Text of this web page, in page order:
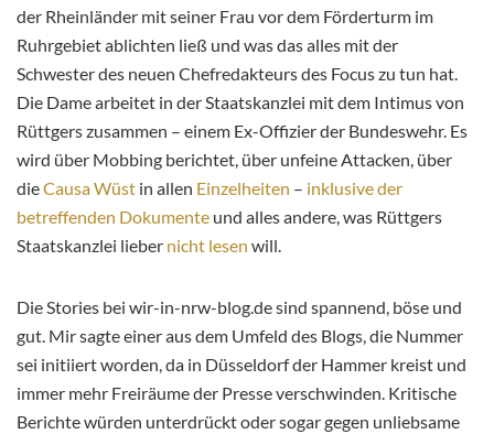
der Rheinländer mit seiner Frau vor dem Förderturm im
Ruhrgebiet ablichten ließ und was das alles mit der
Schwester des neuen Chefredakteurs des Focus zu tun hat.
Die Dame arbeitet in der Staatskanzlei mit dem Intimus von
Rüttgers zusammen – einem Ex-Offizier der Bundeswehr. Es
wird über Mobbing berichtet, über unfeine Attacken, über
dieCausa Wüst in allen Einzelheiten – inklusive der
betreffenden Dokumente und alles andere, was Rüttgers
Staatskanzlei lieber nicht lesen will.
Die Stories bei wir-in-nrw-blog.de sind spannend, böse und
gut. Mir sagte einer aus dem Umfeld des Blogs, die Nummer
sei initiiert worden, da in Düsseldorf der Hammer kreist und
immer mehr Freiräume der Presse verschwinden. Kritische
Berichte würden unterdrückt oder sogar gegen unliebsame